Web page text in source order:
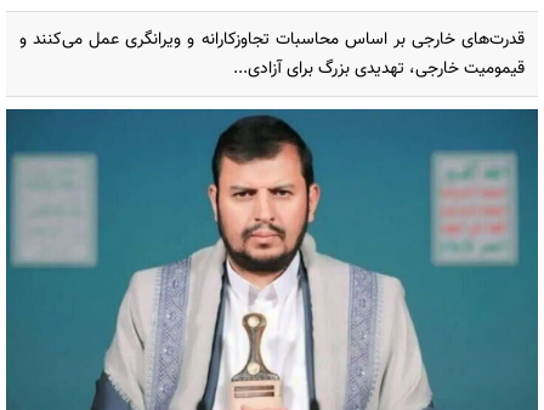
قدرت‌های خارجی بر اساس محاسبات تجاوزکارانه و ویرانگری عمل می‌کنند و
قیمومیت خارجی، تهدیدی بزرگ برای آزادی...